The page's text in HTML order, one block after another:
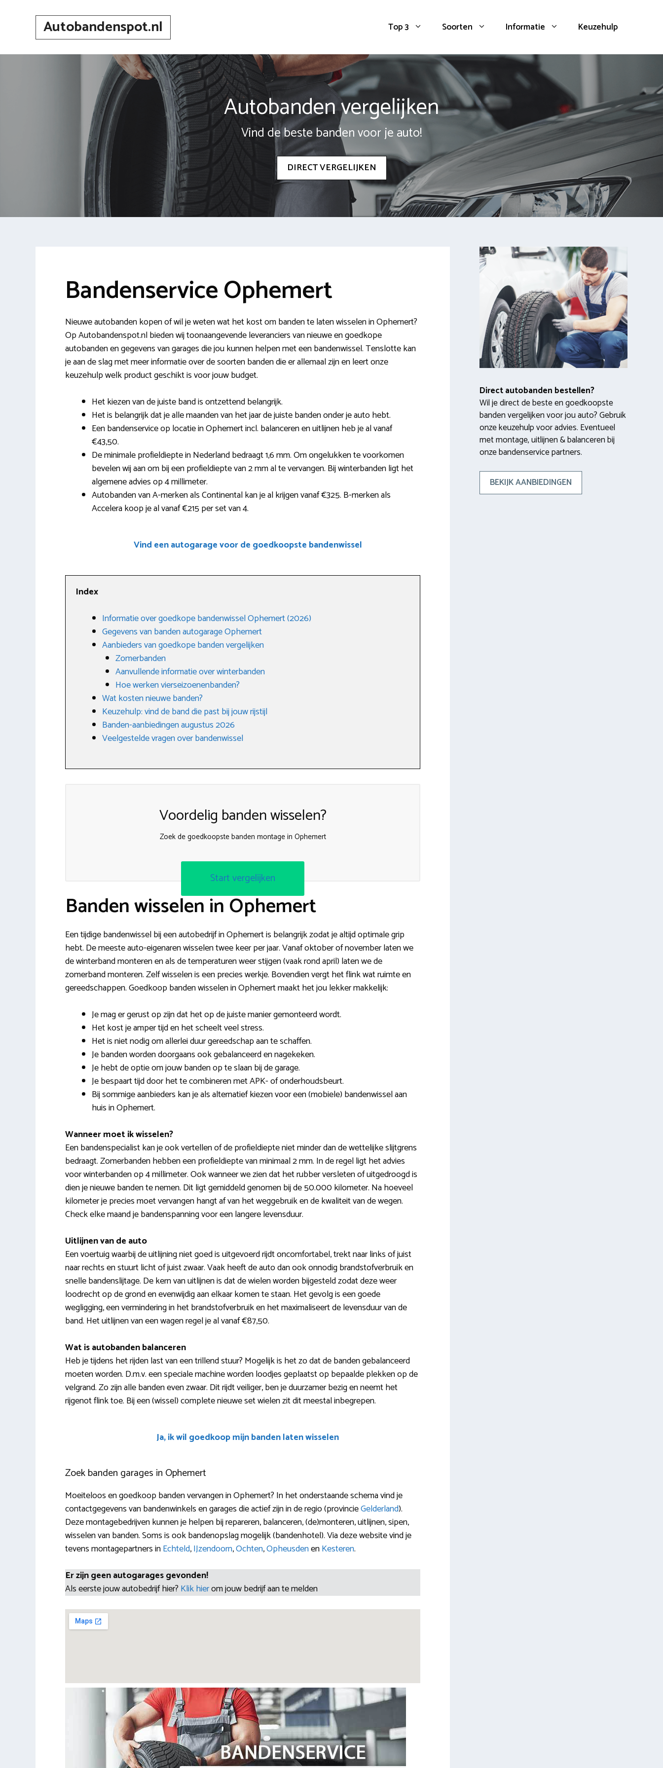
Autobandenspot.nl Top 3 Soorten Informatie Keuzehulp
Autobanden vergelijken
Vind de beste banden voor je auto!
DIRECT VERGELIJKEN
Bandenservice Ophemert
Nieuwe autobanden kopen of wil je weten wat het kost om banden te laten wisselen in Ophemert?
Op Autobandenspot.nl bieden wij toonaangevende leveranciers van nieuwe en goedkope
autobanden en gegevens van garages die jou kunnen helpen met een bandenwissel. Tenslotte kan
je aan de slag met meer informatie over de soorten banden die er allemaal zijn en leert onze
keuzehulp welk product geschikt is voor jouw budget.
Het kiezen van de juiste band is ontzettend belangrijk.
Het is belangrijk dat je alle maanden van het jaar de juiste banden onder je auto hebt.
Een bandenservice op locatie in Ophemert incl. balanceren en uitlijnen heb je al vanaf
€43,50.
De minimale profieldiepte in Nederland bedraagt 1,6 mm. Om ongelukken te voorkomen
bevelen wij aan om bij een profieldiepte van 2 mm al te vervangen. Bij winterbanden ligt het
algemene advies op 4 millimeter.
Autobanden van A-merken als Continental kan je al krijgen vanaf €325. B-merken als
Accelera koop je al vanaf €215 per set van 4.
Vind een autogarage voor de goedkoopste bandenwissel
Index
Informatie over goedkope bandenwissel Ophemert (2026)
Gegevens van banden autogarage Ophemert
Aanbieders van goedkope banden vergelijken
Zomerbanden
Aanvullende informatie over winterbanden
Hoe werken vierseizoenenbanden?
Wat kosten nieuwe banden?
Keuzehulp: vind de band die past bij jouw rijstijl
Banden-aanbiedingen augustus 2026
Veelgestelde vragen over bandenwissel
Voordelig banden wisselen?
Zoek de goedkoopste banden montage in Ophemert
Start vergelijken
Banden wisselen in Ophemert
Een tijdige bandenwissel bij een autobedrijf in Ophemert is belangrijk zodat je altijd optimale grip
hebt. De meeste auto-eigenaren wisselen twee keer per jaar. Vanaf oktober of november laten we
de winterband monteren en als de temperaturen weer stijgen (vaak rond april) laten we de
zomerband monteren. Zelf wisselen is een precies werkje. Bovendien vergt het flink wat ruimte en
gereedschappen. Goedkoop banden wisselen in Ophemert maakt het jou lekker makkelijk:
Je mag er gerust op zijn dat het op de juiste manier gemonteerd wordt.
Het kost je amper tijd en het scheelt veel stress.
Het is niet nodig om allerlei duur gereedschap aan te schaffen.
Je banden worden doorgaans ook gebalanceerd en nagekeken.
Je hebt de optie om jouw banden op te slaan bij de garage.
Je bespaart tijd door het te combineren met APK- of onderhoudsbeurt.
Bij sommige aanbieders kan je als alternatief kiezen voor een (mobiele) bandenwissel aan
huis in Ophemert.
Wanneer moet ik wisselen?
Een bandenspecialist kan je ook vertellen of de profieldiepte niet minder dan de wettelijke slijtgrens
bedraagt. Zomerbanden hebben een profieldiepte van minimaal 2 mm. In de regel ligt het advies
voor winterbanden op 4 millimeter. Ook wanneer we zien dat het rubber versleten of uitgedroogd is
dien je nieuwe banden te nemen. Dit ligt gemiddeld genomen bij de 50.000 kilometer. Na hoeveel
kilometer je precies moet vervangen hangt af van het weggebruik en de kwaliteit van de wegen.
Check elke maand je bandenspanning voor een langere levensduur.
Uitlijnen van de auto
Een voertuig waarbij de uitlijning niet goed is uitgevoerd rijdt oncomfortabel, trekt naar links of juist
naar rechts en stuurt licht of juist zwaar. Vaak heeft de auto dan ook onnodig brandstofverbruik en
snelle bandenslijtage. De kern van uitlijnen is dat de wielen worden bijgesteld zodat deze weer
loodrecht op de grond en evenwijdig aan elkaar komen te staan. Het gevolg is een goede
wegligging, een vermindering in het brandstofverbruik en het maximaliseert de levensduur van de
band. Het uitlijnen van een wagen regel je al vanaf €87,50.
Wat is autobanden balanceren
Heb je tijdens het rijden last van een trillend stuur? Mogelijk is het zo dat de banden gebalanceerd
moeten worden. D.m.v. een speciale machine worden loodjes geplaatst op bepaalde plekken op de
velgrand. Zo zijn alle banden even zwaar. Dit rijdt veiliger, ben je duurzamer bezig en neemt het
rijgenot flink toe. Bij een (wissel) complete nieuwe set wielen zit dit meestal inbegrepen.
Ja, ik wil goedkoop mijn banden laten wisselen
Zoek banden garages in Ophemert
Moeiteloos en goedkoop banden vervangen in Ophemert? In het onderstaande schema vind je
contactgegevens van bandenwinkels en garages die actief zijn in de regio (provincieGelderland).
Deze montagebedrijven kunnen je helpen bij repareren, balanceren, (de)monteren, uitlijnen, sipen,
wisselen van banden. Soms is ook bandenopslag mogelijk (bandenhotel). Via deze website vind je
tevens montagepartners inEchteld,IJzendoorn,Ochten,OpheusdenenKesteren.
Er zijn geen autogarages gevonden!
Als eerste jouw autobedrijf hier? Klik hierom jouw bedrijf aan te melden
Direct autobanden bestellen?
Wil je direct de beste en goedkoopste
banden vergelijken voor jou auto? Gebruik
onze keuzehulp voor advies. Eventueel
met montage, uitlijnen & balanceren bij
onze bandenservice partners.
BEKIJK AANBIEDINGEN